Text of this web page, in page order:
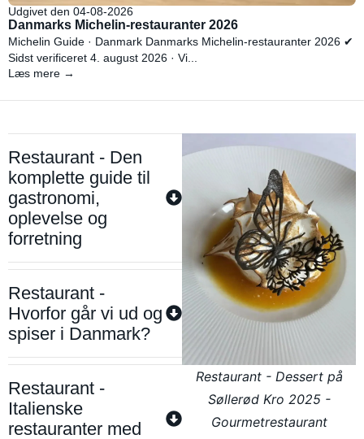
Udgivet den 04-08-2026
Danmarks Michelin-restauranter 2026
Michelin Guide · Danmark Danmarks Michelin-restauranter 2026 ✔
Sidst verificeret 4. august 2026 · Vi...
Læs mere →
Restaurant - Den
komplette guide til
gastronomi,
oplevelse og
forretning
Restaurant -
Hvorfor går vi ud og
spiser i Danmark?
Restaurant -
Italienske
restauranter med
Restaurant - Dessert på
Søllerød Kro 2025 -
Gourmetrestaurant